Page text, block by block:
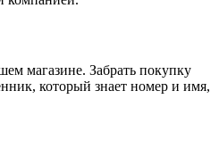
магазине. Забрать покупку
который знает номер и имя,